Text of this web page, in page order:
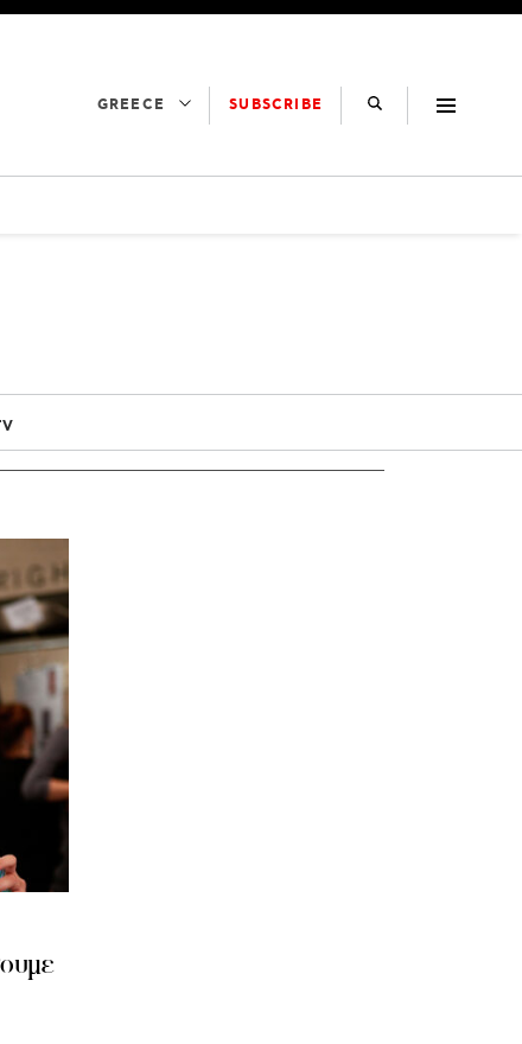
GREECE SUBSCRIBE